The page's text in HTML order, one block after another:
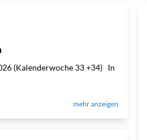
(Kalenderwoche 33 +34) In
mehr anzeigen